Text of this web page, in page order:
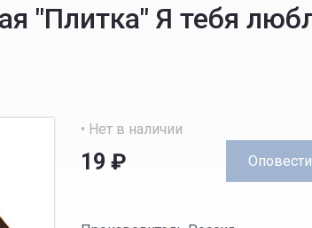
"Плитка" Я тебя
• Нет в наличии
19 ₽